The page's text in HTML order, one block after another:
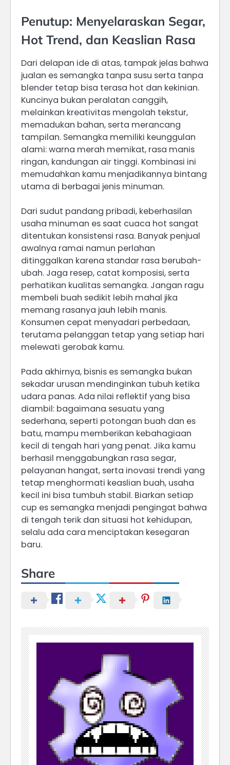
Penutup: Menyelaraskan Segar,
Hot Trend, dan Keaslian Rasa
Dari delapan ide di atas, tampak jelas bahwa
jualan es semangka tanpa susu serta tanpa
blender tetap bisa terasa hot dan kekinian.
Kuncinya bukan peralatan canggih,
melainkan kreativitas mengolah tekstur,
memadukan bahan, serta merancang
tampilan. Semangka memiliki keunggulan
alami: warna merah memikat, rasa manis
ringan, kandungan air tinggi. Kombinasi ini
memudahkan kamu menjadikannya bintang
utama di berbagai jenis minuman.
Dari sudut pandang pribadi, keberhasilan
usaha minuman es saat cuaca hot sangat
ditentukan konsistensi rasa. Banyak penjual
awalnya ramai namun perlahan
ditinggalkan karena standar rasa berubah-
ubah. Jaga resep, catat komposisi, serta
perhatikan kualitas semangka. Jangan ragu
membeli buah sedikit lebih mahal jika
memang rasanya jauh lebih manis.
Konsumen cepat menyadari perbedaan,
terutama pelanggan tetap yang setiap hari
melewati gerobak kamu.
Pada akhirnya, bisnis es semangka bukan
sekadar urusan mendinginkan tubuh ketika
udara panas. Ada nilai reflektif yang bisa
diambil: bagaimana sesuatu yang
sederhana, seperti potongan buah dan es
batu, mampu memberikan kebahagiaan
kecil di tengah hari yang penat. Jika kamu
berhasil menggabungkan rasa segar,
pelayanan hangat, serta inovasi trendi yang
tetap menghormati keaslian buah, usaha
kecil ini bisa tumbuh stabil. Biarkan setiap
cup es semangka menjadi pengingat bahwa
di tengah terik dan situasi hot kehidupan,
selalu ada cara menciptakan kesegaran
baru.
Share